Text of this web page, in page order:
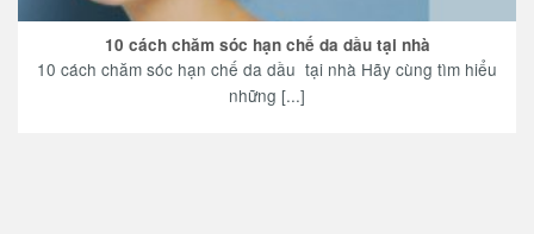
10 cách chăm sóc hạn chế da dầu tại nhà
10 cách chăm sóc hạn chế da dầu tại nhà Hãy cùng tìm hiểu
những [...]